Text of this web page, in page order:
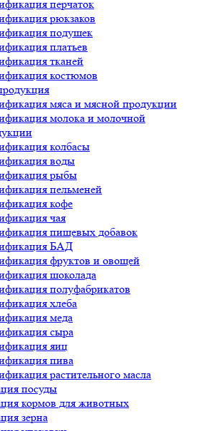
перчаток
рюкзаков
подушек
платьев
тканей
костюмов
мяса и мясной продукции
молока и молочной
колбасы
воды
рыбы
пельменей
кофе
чая
пищевых добавок
БАД
фруктов и овощей
шоколада
полуфабрикатов
хлеба
меда
сыра
яиц
пива
растительного масла
посуды
кормов для животных
зерна